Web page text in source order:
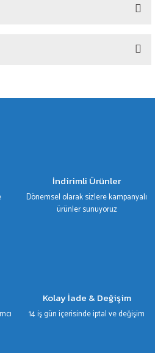
kullanarak tarafımıza iletebilirsiniz.
olmalı.
İndirimli Ürünler
Dönemsel olarak sizlere kampanyalı
ürünler sunuyoruz
Kolay İade & Değişim
14 iş gün içerisinde iptal ve değişim